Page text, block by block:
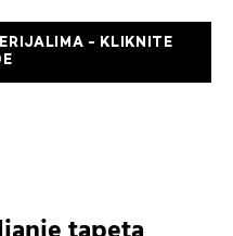
- KLIKNITE